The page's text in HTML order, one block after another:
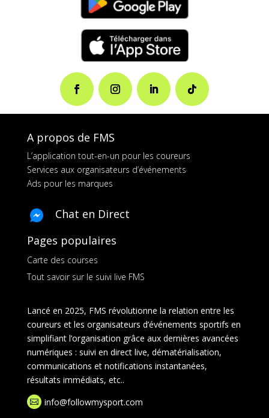
A propos de FMS
L’application tout-en-un pour les coureurs
Services aux organisateurs d’événements
Ads pour les marques
Chat en Direct
Pages populaires
Carte des courses
Tout savoir sur le suivi live FMS
Lancé en 2025, FMS révolutionne la relation entre les
coureurs et les organisateurs d’événements sportifs en
simplifiant l’organisation grâce aux dernières avancées
numériques : suivi en direct live, dématérialisation,
communications et notifications instantanées,
résultats immédiats, etc..
 info@followmysport.com